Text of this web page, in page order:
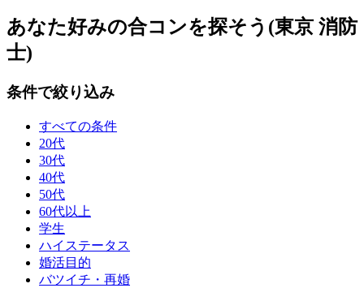
あなた好みの合コンを探そう(東京 消防
士)
条件で絞り込み
すべての条件
20代
30代
40代
50代
60代以上
学生
ハイステータス
婚活目的
バツイチ・再婚